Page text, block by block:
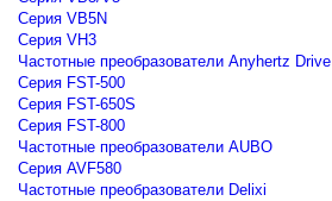
Cерия VB5N
Cерия VH3
Частотные преобразователи Anyhertz Drive
Серия FST-500
Серия FST-650S
Серия FST-800
Частотные преобразователи AUBO
Серия AVF580
Частотные преобразователи Delixi